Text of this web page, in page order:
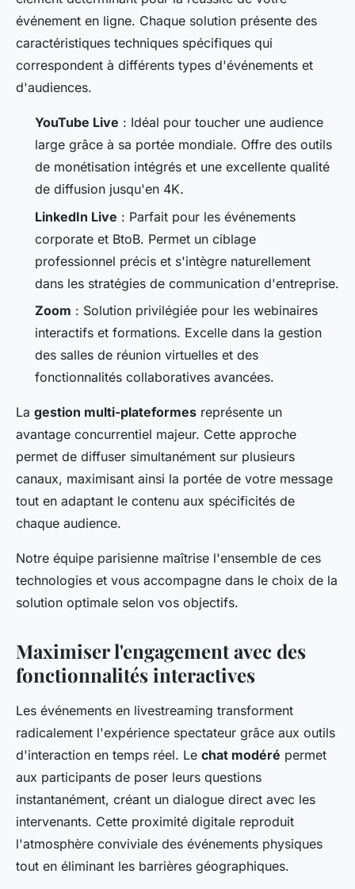
événement en ligne. Chaque solution présente des
caractéristiques techniques spécifiques qui
correspondent à différents types d'événements et
d'audiences.
YouTube Live : Idéal pour toucher une audience
large grâce à sa portée mondiale. Offre des outils
de monétisation intégrés et une excellente qualité
de diffusion jusqu'en 4K.
LinkedIn Live : Parfait pour les événements
corporate et BtoB. Permet un ciblage
professionnel précis et s'intègre naturellement
dans les stratégies de communication d'entreprise.
Zoom : Solution privilégiée pour les webinaires
interactifs et formations. Excelle dans la gestion
des salles de réunion virtuelles et des
fonctionnalités collaboratives avancées.
La gestion multi-plateformes représente un
avantage concurrentiel majeur. Cette approche
permet de diffuser simultanément sur plusieurs
canaux, maximisant ainsi la portée de votre message
tout en adaptant le contenu aux spécificités de
chaque audience.
Notre équipe parisienne maîtrise l'ensemble de ces
technologies et vous accompagne dans le choix de la
solution optimale selon vos objectifs.
Maximiser l'engagement avec des
fonctionnalités interactives
Les événements en livestreaming transforment
radicalement l'expérience spectateur grâce aux outils
d'interaction en temps réel. Le chat modéré permet
aux participants de poser leurs questions
instantanément, créant un dialogue direct avec les
intervenants. Cette proximité digitale reproduit
l'atmosphère conviviale des événements physiques
tout en éliminant les barrières géographiques.